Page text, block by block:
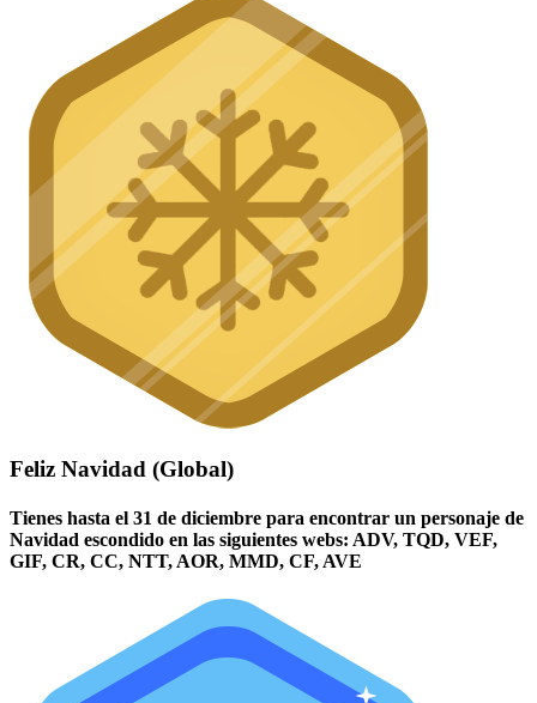
Feliz Navidad (Global)
Tienes hasta el 31 de diciembre para encontrar un personaje de
Navidad escondido en las siguientes webs: ADV, TQD, VEF,
GIF, CR, CC, NTT, AOR, MMD, CF, AVE